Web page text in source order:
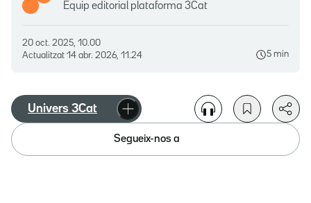
Equip editorial plataforma 3Cat
20 oct. 2025, 10.00
Actualitzat 14 abr. 2026, 11.24 5 min
Univers 3Cat
Segueix-nos a